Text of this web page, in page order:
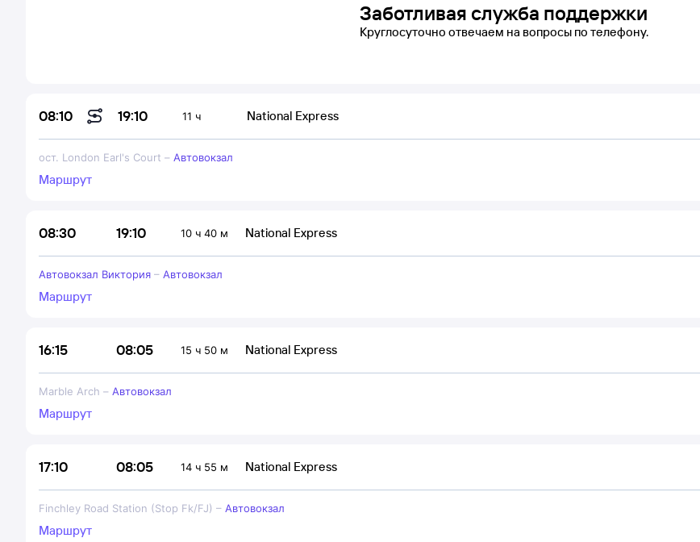
Заботливая служба поддержки
Круглосуточно отвечаем на вопросы по телефону.
08:10 19:10 11 ч National Express
ост. London Earl's Court – Автовокзал
Маршрут
08:30 19:10 10 ч 40 м National Express
Автовокзал Виктория – Автовокзал
Маршрут
16:15 08:05 15 ч 50 м National Express
Marble Arch – Автовокзал
Маршрут
17:10 08:05 14 ч 55 м National Express
Finchley Road Station (Stop Fk/FJ) – Автовокзал
Маршрут